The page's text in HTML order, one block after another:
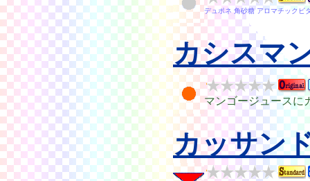
デュポネ 角砂糖 アロマチックビ
カシスマ
マンゴージュースに
カッサン